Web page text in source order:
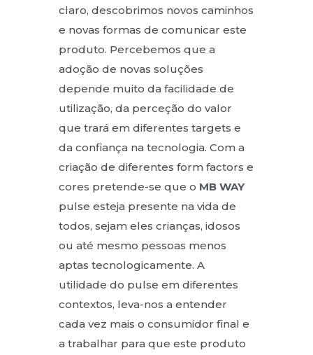
claro, descobrimos novos caminhos
e novas formas de comunicar este
produto. Percebemos que a
adoção de novas soluções
depende muito da facilidade de
utilização, da perceção do valor
que trará em diferentes targets e
da confiança na tecnologia. Com a
criação de diferentes form factors e
cores pretende-se que o MB WAY
pulse esteja presente na vida de
todos, sejam eles crianças, idosos
ou até mesmo pessoas menos
aptas tecnologicamente. A
utilidade do pulse em diferentes
contextos, leva-nos a entender
cada vez mais o consumidor final e
a trabalhar para que este produto